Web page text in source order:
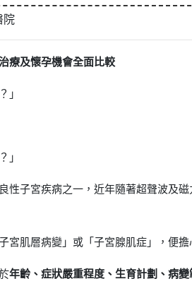
院
療及懷孕機會全面比較
」
」
性子宮疾病之一，近年隨著超聲波及
宮肌層病變」或「子宮腺肌症」，便擔
年齡、症狀嚴重程度、生育計劃、病